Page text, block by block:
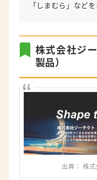
「しまむら」など
株式会社ジ
製品）
出典： 株